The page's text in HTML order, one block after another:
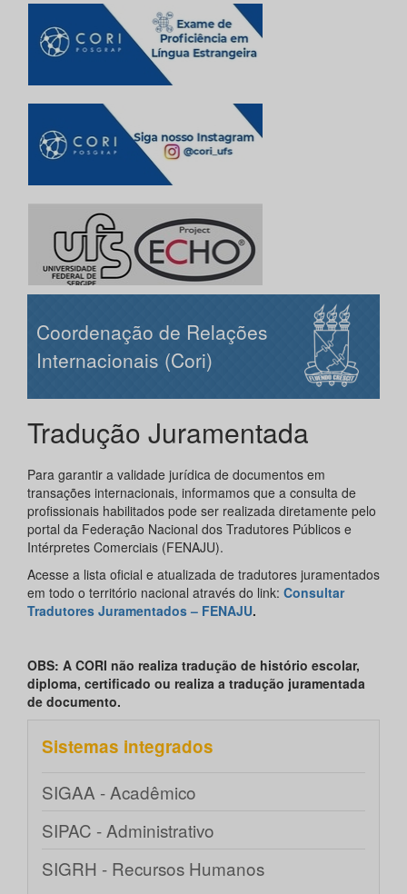
Coordenação de Relações
Internacionais (Cori)
Tradução Juramentada
Para garantir a validade jurídica de documentos em
transações internacionais, informamos que a consulta de
profissionais habilitados pode ser realizada diretamente pelo
portal da Federação Nacional dos Tradutores Públicos e
Intérpretes Comerciais (FENAJU).
Acesse a lista oficial e atualizada de tradutores juramentados
em todo o território nacional através do link: Consultar
Tradutores Juramentados – FENAJU.
OBS: A CORI não realiza tradução de histório escolar,
diploma, certificado ou realiza a tradução juramentada
de documento.
Sistemas integrados
SIGAA - Acadêmico
SIPAC - Administrativo
SIGRH - Recursos Humanos